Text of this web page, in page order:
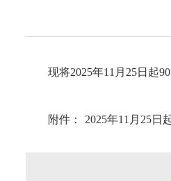
现将2025年11月25日起
附件： 2025年11月25日